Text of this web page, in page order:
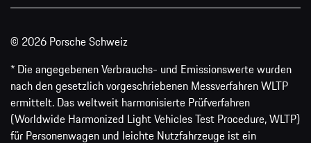
© 2026 Porsche Schweiz
* Die angegebenen Verbrauchs- und Emissionswerte wurden
nach den gesetzlich vorgeschriebenen Messverfahren WLTP
ermittelt. Das weltweit harmonisierte Prüfverfahren
(Worldwide Harmonized Light Vehicles Test Procedure, WLTP)
für Personenwagen und leichte Nutzfahrzeuge ist ein